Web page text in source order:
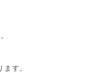
す。